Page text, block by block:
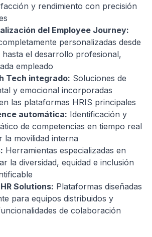
y rendimiento con precisión
del Employee Journey:
personalizadas desde
el desarrollo profesional,
empleado
Tech integrado: Soluciones de
y emocional incorporadas
las plataformas HRIS principales
automática: Identificación y
de competencias en tiempo real
la movilidad interna
Herramientas especializadas en
la diversidad, equidad e inclusión
Solutions: Plataformas diseñadas
para equipos distribuidos y
de colaboración